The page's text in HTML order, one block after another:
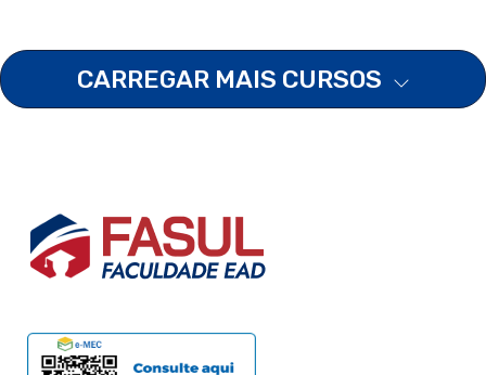
CARREGAR MAIS CURSOS